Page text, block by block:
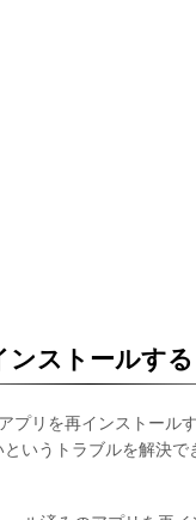
ンストールする
プリを再インストール
いうトラブルを解決で